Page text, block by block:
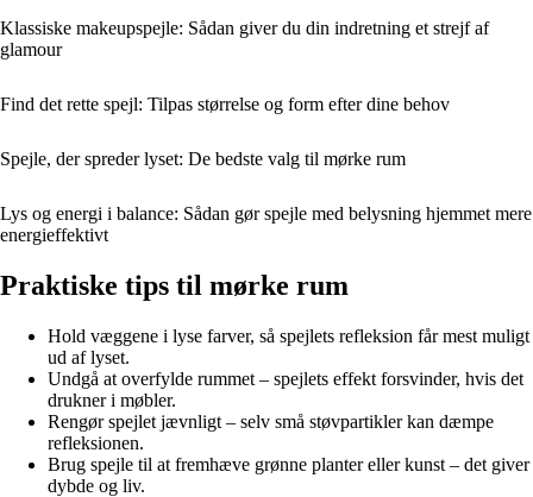
Klassiske makeupspejle: Sådan giver du din indretning et strejf af
glamour
Find det rette spejl: Tilpas størrelse og form efter dine behov
Spejle, der spreder lyset: De bedste valg til mørke rum
Lys og energi i balance: Sådan gør spejle med belysning hjemmet mere
energieffektivt
Praktiske tips til mørke rum
Hold væggene i lyse farver, så spejlets refleksion får mest muligt
ud af lyset.
Undgå at overfylde rummet – spejlets effekt forsvinder, hvis det
drukner i møbler.
Rengør spejlet jævnligt – selv små støvpartikler kan dæmpe
refleksionen.
Brug spejle til at fremhæve grønne planter eller kunst – det giver
dybde og liv.